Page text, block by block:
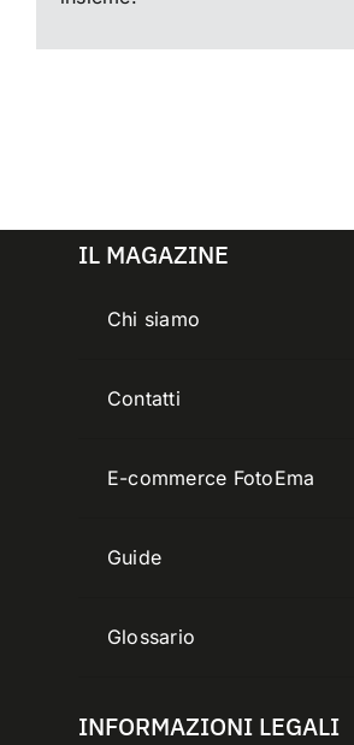
IL MAGAZINE
Chi siamo
Contatti
E-commerce FotoEma
Guide
Glossario
INFORMAZIONI LEGALI